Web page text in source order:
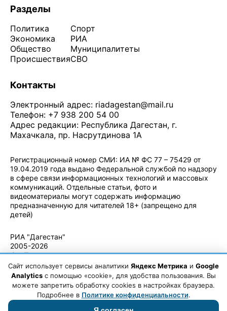
Разделы
Политика
Экономика
Общество
Происшествия
Спорт
РИА
Муниципалитеты
СВО
Контакты
Электронный адрес: riadagestan@mail.ru
Телефон: +7 938 200 54 00
Адрес редакции: Республика Дагестан, г.
Махачкала, пр. Насрутдинова 1А
Регистрационный номер СМИ: ИА № ФС 77 – 75429 от
19.04.2019 года выдано Федеральной службой по надзору
в сфере связи информационных технологий и массовых
коммуникаций. Отдельные статьи, фото и
видеоматериалы могут содержать информацию
предназначенную для читателей 18+ (запрещено для
детей)
РИА "Дагестан"
2005-2026
© - Правила
использования
материалов.
Авторские
Сайт использует сервисы аналитики Яндекс Метрика и Google
Analytics с помощью «cookie», для удобства пользования. Вы
можете запретить обработку cookies в настройках браузера.
Подробнее в Политике конфиденциальности.